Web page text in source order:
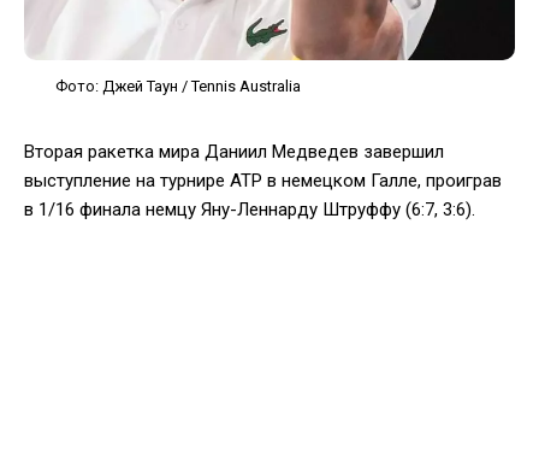
Фото: Джей Таун / Tennis Australia
Вторая ракетка мира Даниил Медведев завершил
выступление на турнире АТР в немецком Галле, проиграв
в 1/16 финала немцу Яну-Леннарду Штруффу (6:7, 3:6).